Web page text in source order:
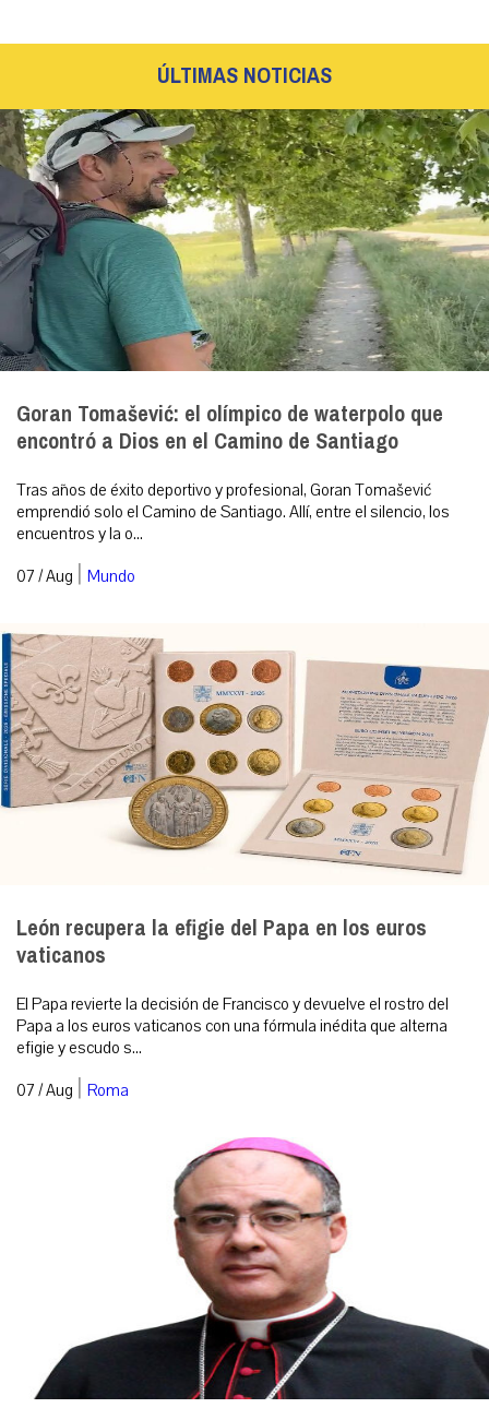
ÚLTIMAS NOTICIAS
Goran Tomašević: el olímpico de waterpolo que
encontró a Dios en el Camino de Santiago
Tras años de éxito deportivo y profesional, Goran Tomašević
emprendió solo el Camino de Santiago. Allí, entre el silencio, los
encuentros y la o...
07 / Aug | Mundo
León recupera la efigie del Papa en los euros
vaticanos
El Papa revierte la decisión de Francisco y devuelve el rostro del
Papa a los euros vaticanos con una fórmula inédita que alterna
efigie y escudo s...
07 / Aug | Roma